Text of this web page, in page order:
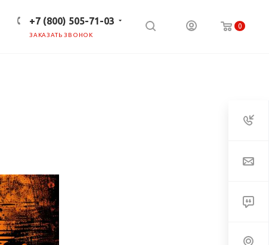
0
+7 (800) 505-71-03
ЗАКАЗАТЬ ЗВОНОК